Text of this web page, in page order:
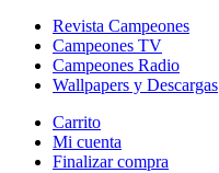
Revista Campeones
Campeones TV
Campeones Radio
Wallpapers y Descargas
Carrito
Mi cuenta
Finalizar compra